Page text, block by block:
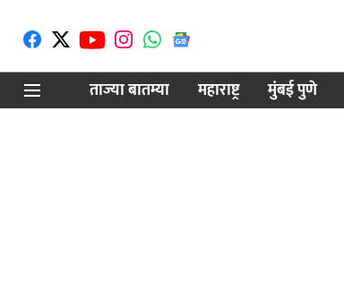
ताज्या बातम्या
महाराष्ट्र मुंबई पुणे